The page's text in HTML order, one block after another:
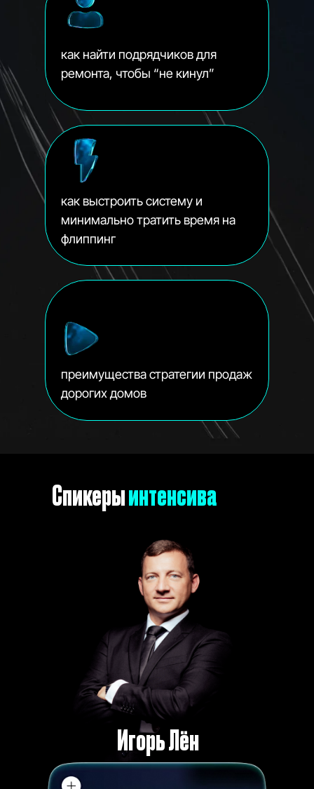
как найти подрядчиков для
ремонта, чтобы “не кинул”
как выстроить систему и
минимально тратить время на
флиппинг
преимущества стратегии продаж
дорогих домов
Спикерыинтенсива
Игорь Лён